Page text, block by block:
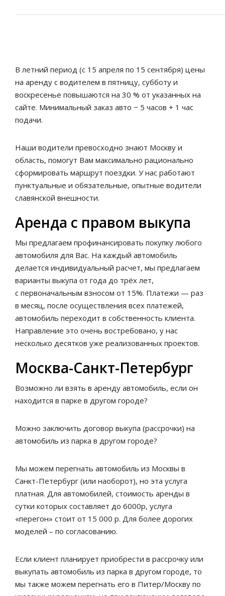
В летний период (с 15 апреля по 15 сентября) цены
на аренду с водителем в пятницу, субботу и
воскресенье повышаются на 30 % от указанных на
сайте. Минимальный заказ авто − 5 часов + 1 час
подачи.
Наши водители превосходно знают Москву и
область, помогут Вам максимально рационально
сформировать маршрут поездки. У нас работают
пунктуальные и обязательные, опытные водители
славянской внешности.
Аренда с правом выкупа
Мы предлагаем профинансировать покупку любого
автомобиля для Вас. На каждый автомобиль
делается индивидуальный расчет, мы предлагаем
варианты выкупа от года до трёх лет,
с первоначальным взносом от 15%. Платежи — раз
в месяц, после осуществления всех платежей,
автомобиль переходит в собственность клиента.
Направление это очень востребовано, у нас
несколько десятков уже реализованных проектов.
Москва-Санкт-Петербург
Возможно ли взять в аренду автомобиль, если он
находится в парке в другом городе?
Можно заключить договор выкупа (рассрочки) на
автомобиль из парка в другом городе?
Мы можем перегнать автомобиль из Москвы в
Санкт-Петербург (или наоборот), но эта услуга
платная. Для автомобилей, стоимость аренды в
сутки которых составляет до 6000р, услуга
«перегон» стоит от 15 000 р. Для более дорогих
моделей – по согласованию.
Если клиент планирует приобрести в рассрочку или
выкупать автомобиль из парка в другом городе, то
мы также можем перегнать его в Питер/Москву по